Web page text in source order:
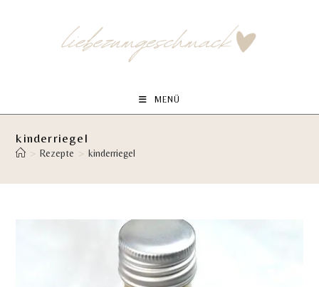
MENÜ
kinderriegel
> Rezepte > kinderriegel